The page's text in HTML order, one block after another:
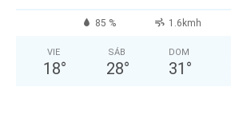
85 % 1.6kmh
VIE
18°
SÁB
28°
DOM
31 °